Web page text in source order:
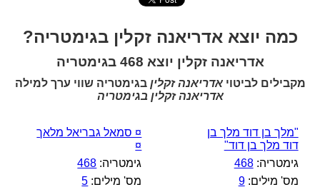
כמה יוצא אדריאנה זקלין בגימטריה?
אדריאנה זקלין יוצא 468 בגימטריה
מקבילים לביטויאדריאנה זקלין בגימטריה שווי ערך למילה
אדריאנה זקלין בגימטריה
"מלך בן דוד מלך בן
דוד מלך בן דוד"
גימטריה:468
מס' מילים:9
¤ סמאל גבריאל מלאך
¤
גימטריה: 468
מס' מילים: 5